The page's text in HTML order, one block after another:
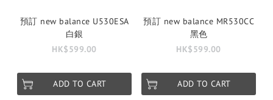
預訂 new balance U530ESA
白銀
HK$599.00
ADD TO CART
預訂 new balance MR530CC
黑色
HK$599.00
ADD TO CART